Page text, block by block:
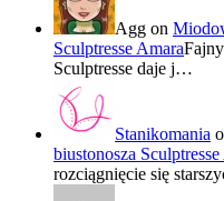
Agg on
Sculptresse Amara
Sculptresse daje j…
Stanikomania
biustonosza
rozciągnięcie się